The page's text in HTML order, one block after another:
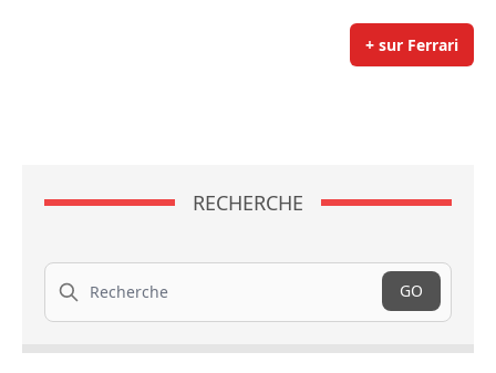
+ sur Ferrari
RECHERCHE
Recherche
GO